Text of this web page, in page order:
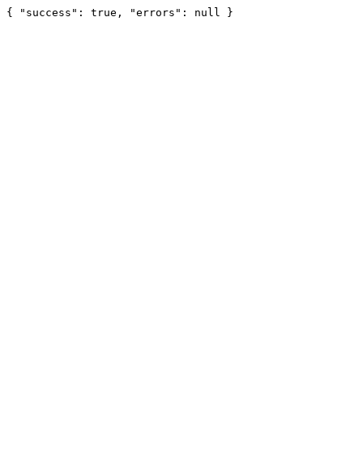
{ "success": true, "errors": null }